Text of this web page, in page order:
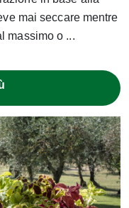
mai seccare mentre
massimo o ...